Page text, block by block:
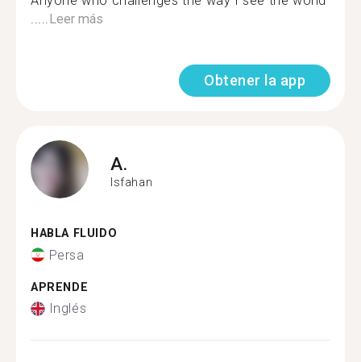
.....Leer más
Obtener la app
A.
Isfahan
HABLA FLUIDO
Persa
APRENDE
Inglés